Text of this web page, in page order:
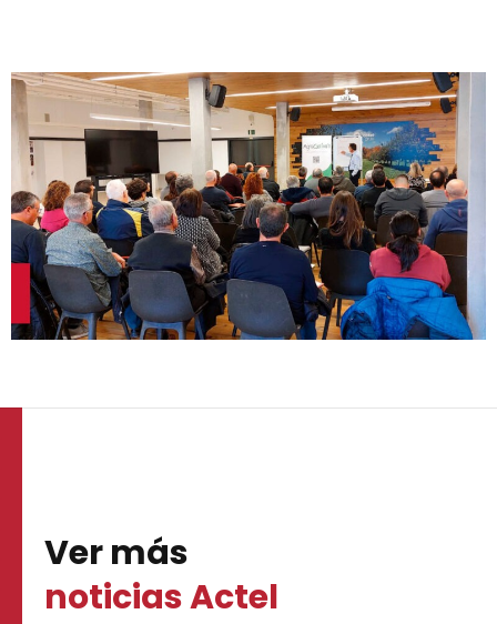
Ver más
noticias Actel